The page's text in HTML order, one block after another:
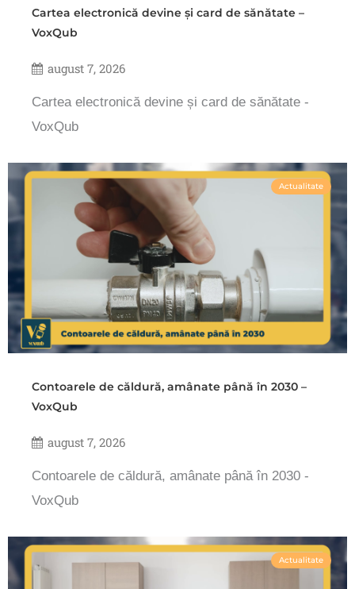
Cartea electronică devine și card de sănătate –
VoxQub
august 7, 2026
Cartea electronică devine și card de sănătate -
VoxQub
Actualitate
Contoarele de căldură, amânate până în 2030 –
VoxQub
august 7, 2026
Contoarele de căldură, amânate până în 2030 -
VoxQub
Actualitate